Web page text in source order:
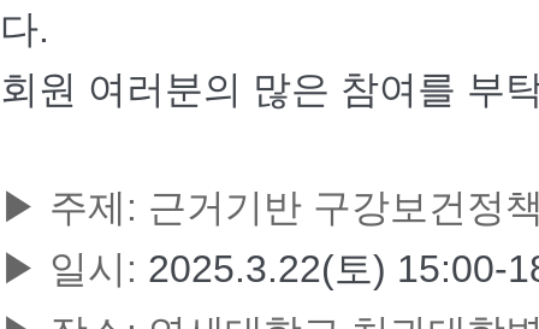
다.
회원 여러분의 많은 참여를 부
▶ 주제: 근거기반 구강보건정
▶ 일시: 2025.3.22(토) 15:00-